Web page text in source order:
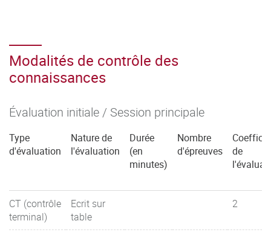
Modalités de contrôle des
connaissances
Évaluation initiale / Session principale
Type
d'évaluation
Nature de
l'évaluation
Durée
(en
minutes)
Nombre
d'épreuves
de
CT (contrôle
terminal)
Ecrit sur
table
2